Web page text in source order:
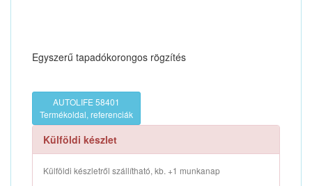
Egyszerű tapadókorongos rögzítés
AUTOLIFE 58401
Termékoldal, referenciák
Külföldi készlet
Külföldi készletről szállítható, kb. +1 munkanap